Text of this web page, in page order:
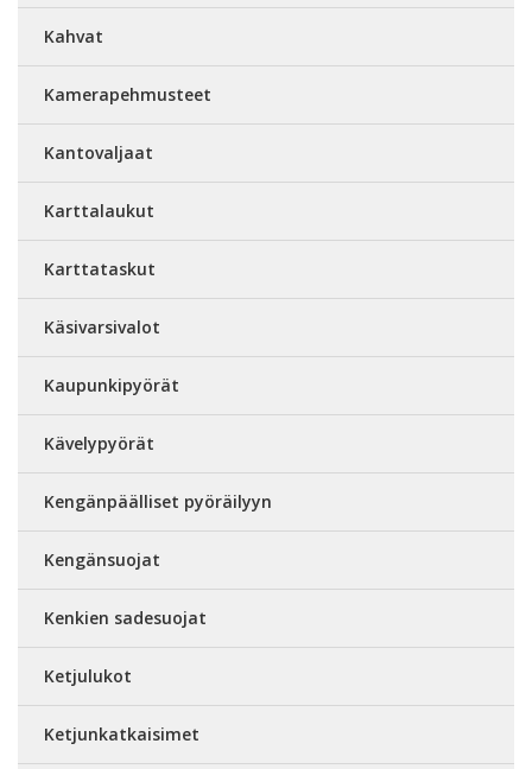
Kahvat
Kamerapehmusteet
Kantovaljaat
Karttalaukut
Karttataskut
Käsivarsivalot
Kaupunkipyörät
Kävelypyörät
Kengänpäälliset pyöräilyyn
Kengänsuojat
Kenkien sadesuojat
Ketjulukot
Ketjunkatkaisimet